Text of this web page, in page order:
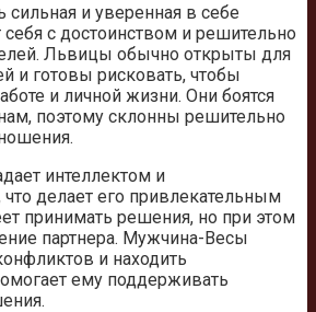
и уверенная в себе
себя с достоинством и решительно
Львицы обычно открыты для
и готовы рисковать, чтобы
и личной жизни. Они боятся
поэтому склонны решительно
интеллектом и
что делает его привлекательным
принимать решения, но при этом
партнера. Мужчина-Весы
и находить
ему поддерживать